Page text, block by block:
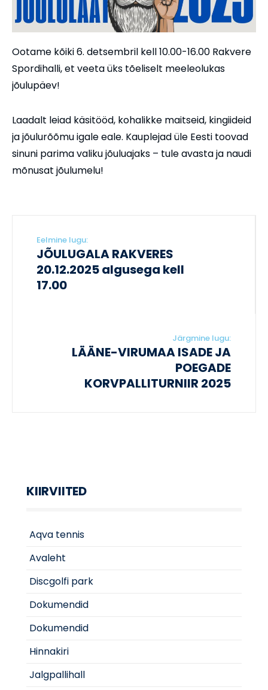
Ootame kõiki 6. detsembril kell 10.00-16.00 Rakvere
Spordihalli, et veeta üks tõeliselt meeleolukas
jõulupäev!
Laadalt leiad käsitööd, kohalikke maitseid, kingiideid
ja jõulurõõmu igale eale. Kauplejad üle Eesti toovad
sinuni parima valiku jõuluajaks – tule avasta ja naudi
mõnusat jõulumelu!
Eelmine lugu:
JÕULUGALA RAKVERES
20.12.2025 algusega kell
17.00
Järgmine lugu:
LÄÄNE-VIRUMAA ISADE JA
POEGADE
KORVPALLITURNIIR 2025
KIIRVIITED
Aqva tennis
Avaleht
Discgolfi park
Dokumendid
Dokumendid
Hinnakiri
Jalgpallihall